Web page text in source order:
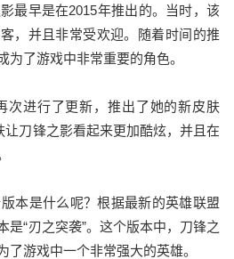
最早是在2015年推出的。当时，该
，并且非常受欢迎。随着时间的推
为了游戏中非常重要的角色。
进行了更新，推出了她的新皮肤
刀锋之影看起来更加酷炫，并且在
本是什么呢？根据最新的英雄联盟
是“刃之突袭”。这个版本中，刀锋之
了游戏中一个非常强大的英雄。